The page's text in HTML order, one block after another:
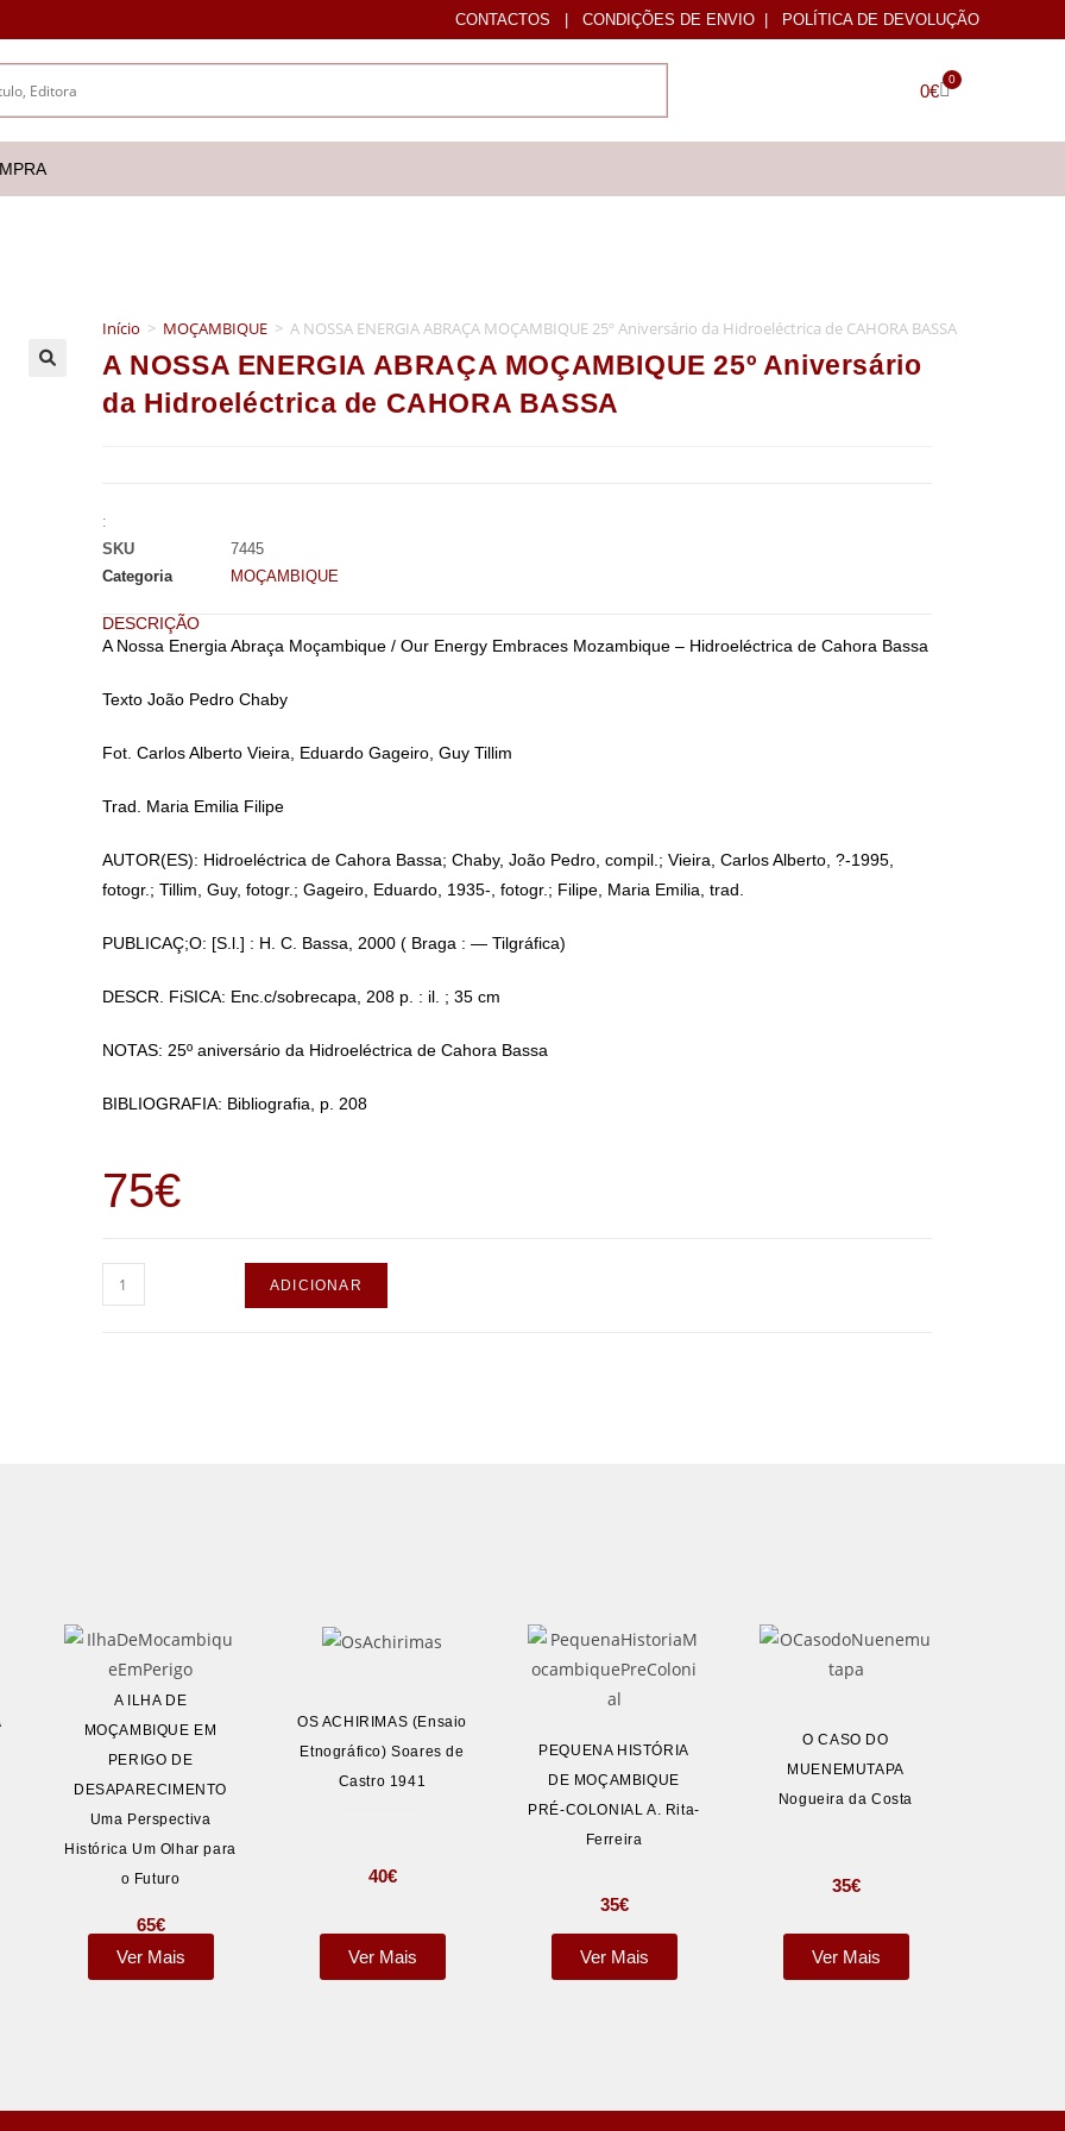
CONTACTOS | CONDIÇÕES DE ENVIO | POLÍTICA DE DEVOLUÇÃO
0€
0
Início > MOÇAMBIQUE > A NOSSA ENERGIA ABRAÇA MOÇAMBIQUE 25º Aniversário da Hidroeléctrica de CAHORA BASSA
A NOSSA ENERGIA ABRAÇA MOÇAMBIQUE 25º Aniversário
da Hidroeléctrica de CAHORA BASSA
:
SKU
7445
Categoria
MOÇAMBIQUE
DESCRIÇÃO
A Nossa Energia Abraça Moçambique / Our Energy Embraces Mozambique – Hidroeléctrica de Cahora Bassa
Texto João Pedro Chaby
Fot. Carlos Alberto Vieira, Eduardo Gageiro, Guy Tillim
Trad. Maria Emilia Filipe
AUTOR(ES): Hidroeléctrica de Cahora Bassa; Chaby, João Pedro, compil.; Vieira, Carlos Alberto, ?-1995,
fotogr.; Tillim, Guy, fotogr.; Gageiro, Eduardo, 1935-, fotogr.; Filipe, Maria Emilia, trad.
PUBLICAÇ;O: [S.l.] : H. C. Bassa, 2000 ( Braga : — Tilgráfica)
DESCR. FiSICA: Enc.c/sobrecapa, 208 p. : il. ; 35 cm
NOTAS: 25º aniversário da Hidroeléctrica de Cahora Bassa
BIBLIOGRAFIA: Bibliografia, p. 208
75€
ADICIONAR
A ILHA DE
MOÇAMBIQUE EM
PERIGO DE
DESAPARECIMENTO
Uma Perspectiva
Histórica Um Olhar para
o Futuro
65€
Ver Mais
OS ACHIRIMAS (Ensaio
Etnográfico) Soares de
Castro 1941
40€
Ver Mais
PEQUENA HISTÓRIA
DE MOÇAMBIQUE
PRÉ-COLONIAL A. Rita-
Ferreira
35€
Ver Mais
O CASO DO
MUENEMUTAPA
Nogueira da Costa
35€
Ver Mais